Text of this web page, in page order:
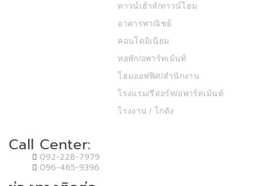
ทาวน์เฮ้าส์/ทาวน์โฮม
อาคารพาณิชย์
คอนโดมิเนียม
หอพัก/อพาร์ทเม้นท์
โฮมออฟฟิศ/สำนักงาน
โรงแรม/รีสอร์ท/อพาร์ทเม้นท์
โรงงาน / โกดัง
Call Center:
092-228-7979
096-465-9396